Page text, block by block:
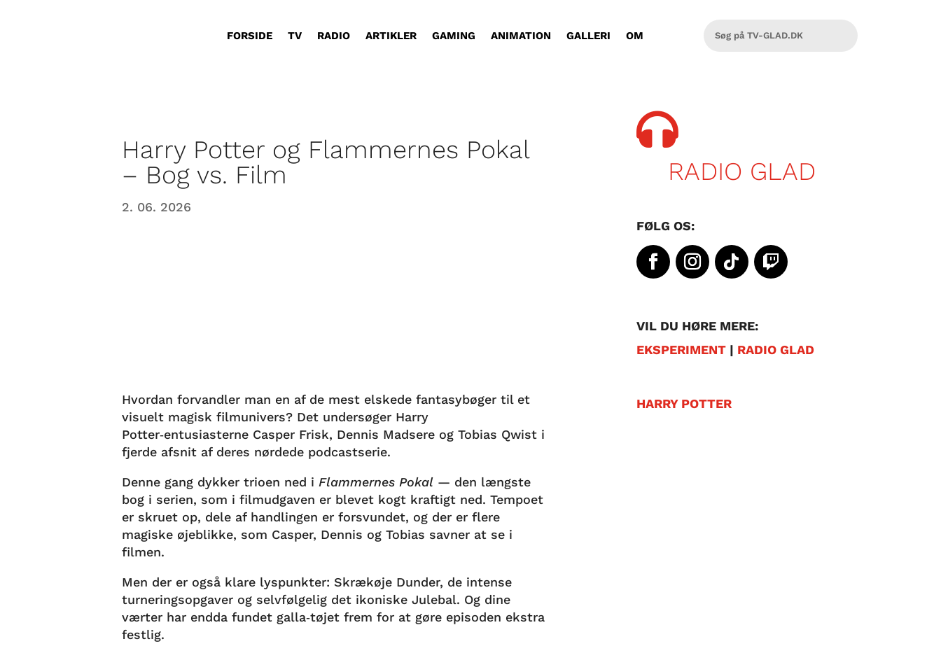
FORSIDE TV RADIO ARTIKLER GAMING ANIMATION GALLERI OM
Harry Potter og Flammernes Pokal
– Bog vs. Film
2. 06. 2026
Hvordan forvandler man en af de mest elskede fantasybøger til et
visuelt magisk filmunivers? Det undersøger Harry
Potter‑entusiasterne Casper Frisk, Dennis Madsere og Tobias Qwist i
fjerde afsnit af deres nørdede podcastserie.
Denne gang dykker trioen ned i Flammernes Pokal — den længste
bog i serien, som i filmudgaven er blevet kogt kraftigt ned. Tempoet
er skruet op, dele af handlingen er forsvundet, og der er flere
magiske øjeblikke, som Casper, Dennis og Tobias savner at se i
filmen.
Men der er også klare lyspunkter: Skrækøje Dunder, de intense
turneringsopgaver og selvfølgelig det ikoniske Julebal. Og dine
værter har endda fundet galla‑tøjet frem for at gøre episoden ekstra
festlig.

RADIO GLAD
FØLG OS:
VIL DU HØRE MERE:
EKSPERIMENT| RADIO GLAD
HARRY POTTER